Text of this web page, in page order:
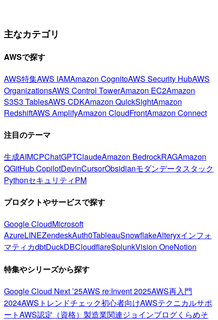
主なカテゴリ
AWSで探す
AWS特集AWS IAMAmazon CognitoAWS Security HubAWS
OrganizationsAWS Control TowerAmazon EC2Amazon
S3S3 TablesAWS CDKAmazon QuickSightAmazon
RedshiftAWS AmplifyAmazon CloudFrontAmazon Connect
注目のテーマ
生成AIMCPChatGPTClaudeAmazon BedrockRAGAmazon
QGitHub CopilotDevinCursorObsidianモダンデータスタック
PythonセキュリティPM
プロダクトやサービスで探す
Google CloudMicrosoft
AzureLINEZendeskAuth0TableauSnowflakeAlteryxインフォ
マティカdbtDuckDBCloudflareSplunkVision OneNotion
特集やシリーズから探す
Google Cloud Next ’25AWS re:Invent 2025AWS再入門
2024AWSトレンドチェック初心者向けAWSテクニカルサポ
ートAWS認定（資格） 製造業関連ジョインブログくらめそ